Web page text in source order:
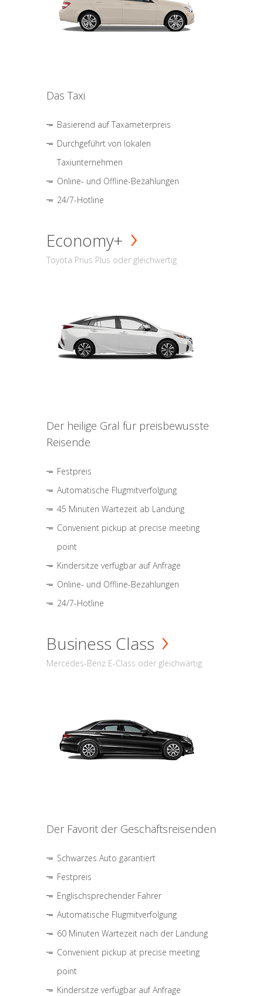
Das Taxi
Basierend auf Taxameterpreis
Durchgeführt von lokalen
Taxiunternehmen
Online- und Offline-Bezahlungen
24/7-Hotline
Economy+
Toyota Prius Plus oder gleichwertig
Der heilige Gral für preisbewusste
Reisende
Festpreis
Automatische Flugmitverfolgung
45 Minuten Wartezeit ab Landung
Convenient pickup at precise meeting
point
Kindersitze verfügbar auf Anfrage
Online- und Offline-Bezahlungen
24/7-Hotline
Business Class
Mercedes-Benz E-Class oder gleichwärtig
Der Favorit der Geschäftsreisenden
Schwarzes Auto garantiert
Festpreis
Englischsprechender Fahrer
Automatische Flugmitverfolgung
60 Minuten Wartezeit nach der Landung
Convenient pickup at precise meeting
point
Kindersitze verfügbar auf Anfrage